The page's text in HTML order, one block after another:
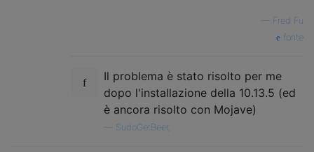
Fred Fu
fonte
Il problema è stato risolto per me
dopo l'installazione della 10.13.5 (ed
è ancora risolto con Mojave)
SudoGetBeer,